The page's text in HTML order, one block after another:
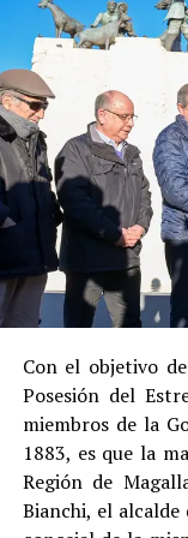
Social de
Entre las razones
Justicia, se
Su
al admitir
Su
registrar
Estas
procedimiento
cumplimiento
Indemnización
por ocultamiento
En el ámbito civil,
enseptiembre
Con el objetivo
Posesión del
miembros de la
1883, es que la
Región de
Bianchi, el alcalde